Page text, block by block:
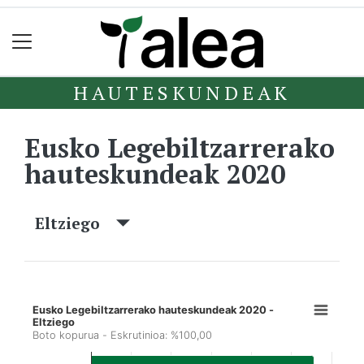
HAUTESKUNDEAK
Eusko Legebiltzarrerako
hauteskundeak 2020
Eltziego
Eusko Legebiltzarrerako hauteskundeak 2020 -
Eltziego
Boto kopurua - Eskrutinioa: %100,00